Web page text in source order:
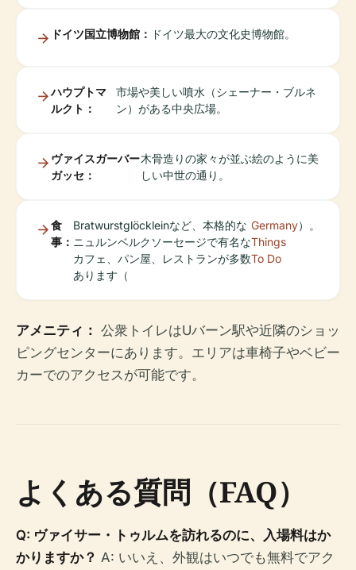
ドイツ国立博物館： ドイツ最大の文化史博物館。
ハウプトマ
ルクト：
市場や美しい噴水（シェーナー・ブルネ
ン）がある中央広場。
ヴァイスガーバー
ガッセ：
木骨造りの家々が並ぶ絵のように美
しい中世の通り。
食
事：
Bratwurstglöckleinなど、本格的な
ニュルンベルクソーセージで有名な
カフェ、パン屋、レストランが多数
あります（
Germany
Things
To Do
）。
アメニティ： 公衆トイレはUバーン駅や近隣のショッ
ピングセンターにあります。エリアは車椅子やベビー
カーでのアクセスが可能です。
よくある質問（FAQ）
Q: ヴァイサー・トゥルムを訪れるのに、入場料はか
かりますか？ A: いいえ、外観はいつでも無料でアク